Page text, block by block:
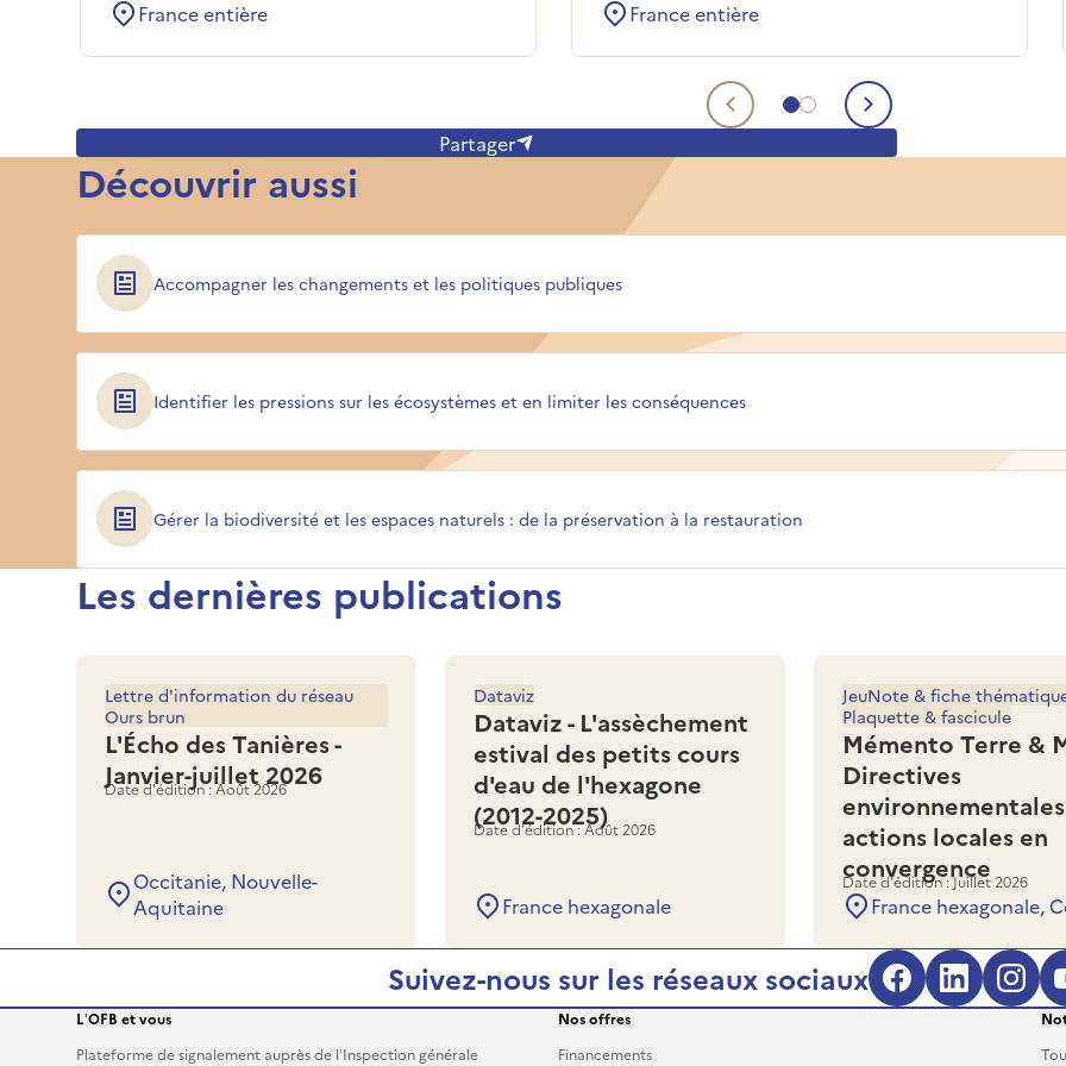
Aller à la page 1 de la liste des
Aller à la page 2 de la liste
l’environnement. Cette page rassemble les
ressources et travaux produits sur le sujet.
France entière France entière
Contenu précédent
Contenu
Partager
Découvrir aussi
Accompagner les changements et les politiques publiques
Identifier les pressions sur les écosystèmes et en limiter les conséquences
Gérer la biodiversité et les espaces naturels : de la préservation à la restauration
Les dernières publications
L'Écho des Tanières -
Janvier-juillet 2026
Lettre d'information du réseau
Ours brun
Date d'édition : Août 2026
Occitanie, Nouvelle-
Aquitaine
Dataviz - L'assèchement
estival des petits cours
d'eau de l'hexagone
(2012-2025)
Dataviz
Date d'édition : Août 2026
France hexagonale
Mémento Terre &
Directives
actions locales en
convergence
JeuNote & fiche
Plaquette & fascicule
Date d'édition : Juillet 2026
France hexagonale,
Suivez-nous sur les réseaux sociaux Facebook
L’OFB et vous
Plateforme de signalement auprès de l’Inspection générale
Nos offres
Financements